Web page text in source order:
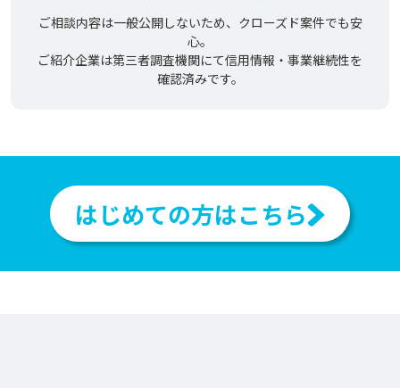
ご相談内容は一般公開しないため、クローズド案件でも安
心。
ご紹介企業は第三者調査機関にて信用情報・事業継続性を
確認済みです。
はじめての方はこちら